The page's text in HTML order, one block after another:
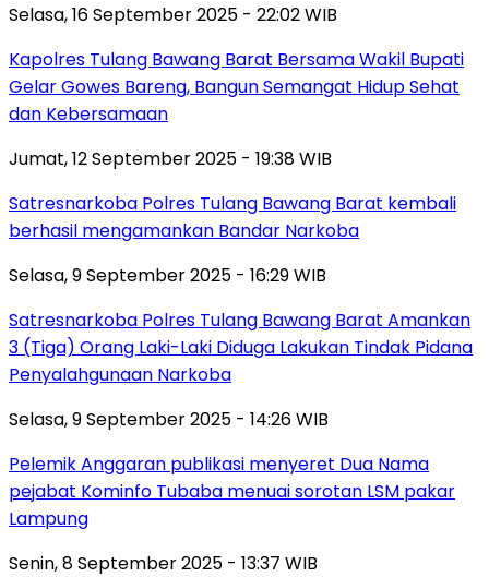
Selasa, 16 September 2025 - 22:02 WIB
Kapolres Tulang Bawang Barat Bersama Wakil Bupati
Gelar Gowes Bareng, Bangun Semangat Hidup Sehat
dan Kebersamaan
Jumat, 12 September 2025 - 19:38 WIB
Satresnarkoba Polres Tulang Bawang Barat kembali
berhasil mengamankan Bandar Narkoba
Selasa, 9 September 2025 - 16:29 WIB
Satresnarkoba Polres Tulang Bawang Barat Amankan
3 (Tiga) Orang Laki-Laki Diduga Lakukan Tindak Pidana
Penyalahgunaan Narkoba
Selasa, 9 September 2025 - 14:26 WIB
Pelemik Anggaran publikasi menyeret Dua Nama
pejabat Kominfo Tubaba menuai sorotan LSM pakar
Lampung
Senin, 8 September 2025 - 13:37 WIB